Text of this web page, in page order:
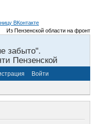
Из Пензенской области на фронты
забыто".
Пензенской
Войти